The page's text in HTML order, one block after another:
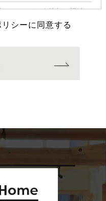
」とは，個人情報保護法に
生存する個人に関する情報
，生年月日，住所，電話番
および特性情報」とは，上
集方法）
際に氏名，生年月日，住
行口座番号，クレジットカ
情報をお尋ねすることが
シーに同意する